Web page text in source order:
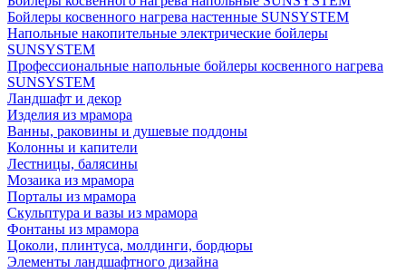
Бойлеры косвенного нагрева настенные SUNSYSTEM
Напольные накопительные электрические бойлеры
SUNSYSTEM
Профессиональные напольные бойлеры косвенного нагрева
SUNSYSTEM
Ландшафт и декор
Изделия из мрамора
Ванны, раковины и душевые поддоны
Колонны и капители
Лестницы, балясины
Мозаика из мрамора
Порталы из мрамора
Скульптура и вазы из мрамора
Фонтаны из мрамора
Цоколи, плинтуса, молдинги, бордюры
Элементы ландшафтного дизайна